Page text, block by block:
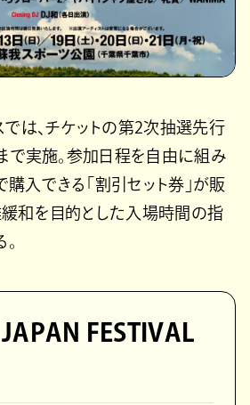
では、チケットの第2次抽選先行
で実施。参加日程を自由に組み
入できる「割引セット券」が販
緩和を目的とした入場時間の指
JAPAN FESTIVAL